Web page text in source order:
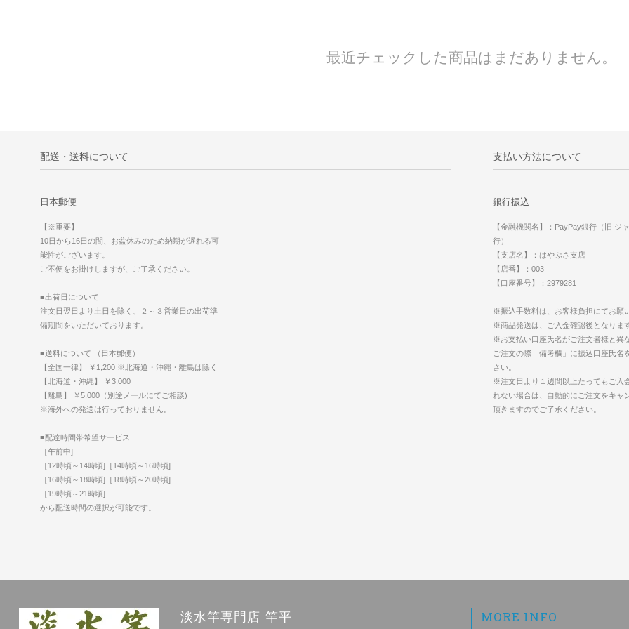
最近チェックした商品はまだありません。
配送・送料について
日本郵便
【※重要】
10日から16日の間、お盆休みのため納期が遅れる可
能性がございます。
ご不便をお掛けしますが、ご了承ください。
■出荷日について
注文日翌日より土日を除く、２～３営業日の出荷準
備期間をいただいております。
■送料について （日本郵便）
【全国一律】 ￥1,200 ※北海道・沖縄・離島は除く
【北海道・沖縄】 ￥3,000
【離島】 ￥5,000（別途メールにてご相談)
※海外への発送は行っておりません。
■配達時間帯希望サービス
［午前中]
［12時頃～14時頃]［14時頃～16時頃]
［16時頃～18時頃]［18時頃～20時頃]
［19時頃～21時頃]
から配送時間の選択が可能です。
支払い方法について
銀行振込
【金融機関名】：PayPay銀行（旧 ジ
行）
【支店名】：はやぶさ支店
【店番】：003
【口座番号】：2979281
※振込手数料は、お客様負担にてお願
※商品発送は、ご入金確認後となります
※お支払い口座氏名がご注文者様と異
ご注文の際「備考欄」に振込口座氏名
さい。
※注文日より１週間以上たってもご入
れない場合は、自動的にご注文をキャ
頂きますのでご了承ください。
淡水竿専門店 竿平 MORE INFO